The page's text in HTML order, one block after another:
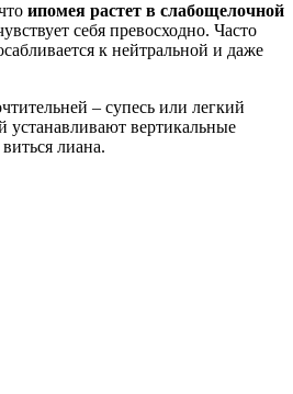
ипомея растет в слабощелочной
себя превосходно. Часто
к нейтральной и даже
– супесь или легкий
устанавливают вертикальные
лиана.